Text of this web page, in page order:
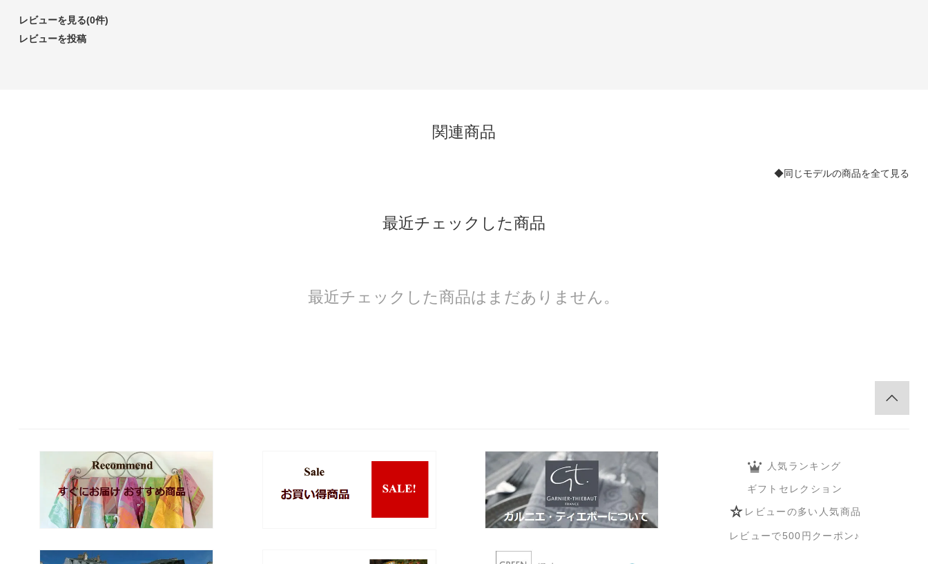
レビューを見る(0件)
レビューを投稿
関連商品
◆同じモデルの商品を全て見る
最近チェックした商品
最近チェックした商品はまだありません。
人気ランキング
ギフトセレクション
レビューの多い人気商品
レビューで500円クーポン♪